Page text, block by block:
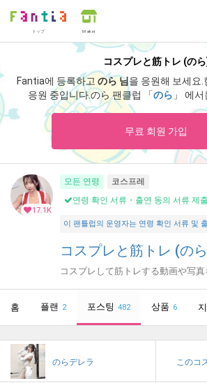
トップ Market
コスプレと筋トレ (の
Fantia에 등록하고 のら 님을 응원해 보세요.
응원 중입니다.のら 팬클럽 「のら 」 에서
は！？」 등 스페셜 콘텐츠를 즐기실
무료 회원 가입
17.1K
모든 연령
코스프레
연령 확인 서류・출연 동의 서류 제
이 팬틀럽의 운영자는 연령 확인 서류 및
コスプレと筋トレ (の
コスプレして筋トレする動画や写
홈 플랜 2 포스팅 482 상품 6
のらデレラ このコ